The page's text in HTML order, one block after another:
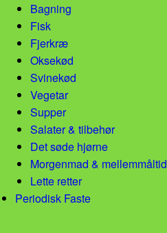
Bagning
Fisk
Fjerkræ
Oksekød
Svinekød
Vegetar
Supper
Salater & tilbehør
Det søde hjørne
Morgenmad &
Lette retter
Periodisk Faste